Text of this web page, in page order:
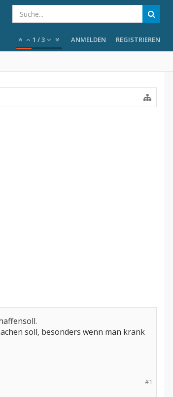
1 /3 ANMELDEN REGISTRIEREN
soll, besonders wenn man krank
#1